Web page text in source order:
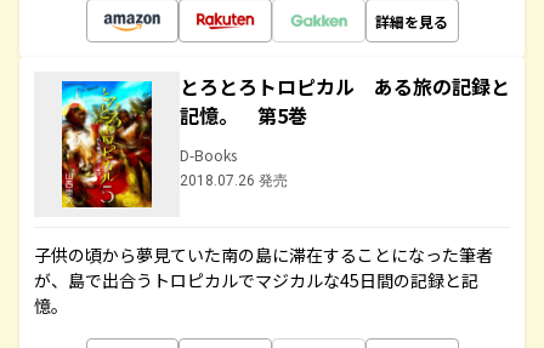
詳細を見る
とろとろトロピカル ある旅の記録と
記憶。 第5巻
D-Books
2018.07.26 発売
子供の頃から夢見ていた南の島に滞在することになった筆者
が、島で出合うトロピカルでマジカルな45日間の記録と記
憶。